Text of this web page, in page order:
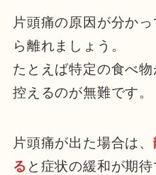
片頭痛の原因が分か
ら離れましょう。
たとえば特定の食べ
控えるのが無難です。
片頭痛が出た場合は、
る と症状の緩和が期待